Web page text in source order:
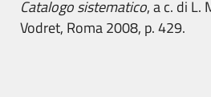
Catalogo sistematico, a c. di L.
Vodret, Roma 2008, p. 429.